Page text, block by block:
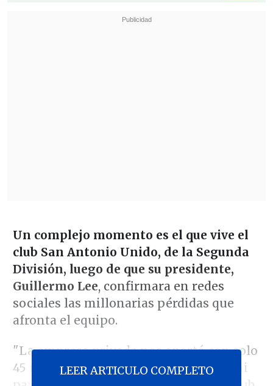
Un complejo momento es el que vive el
club San Antonio Unido, de la Segunda
División, luego de que su presidente,
Guillermo Lee, confirmara en redes
sociales las millonarias pérdidas que
afronta el equipo.
"La empresa privada nos aportó con solo
45 millones de pesos, que no alcanza ni
LEER ARTICULO COMPLETO